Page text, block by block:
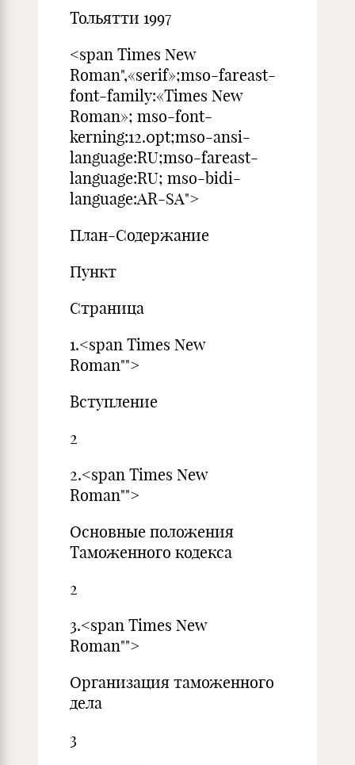
Тольятти 1997
<span Times New
Roman",«serif»;mso-fareast-
font-family:«Times New
Roman»; mso-font-
kerning:12.0pt;mso-ansi-
language:RU;mso-fareast-
language:RU; mso-bidi-
language:AR-SA">
План-Содержание
Пункт
Страница
1.<span Times New
Roman"">
Вступление
2
2.<span Times New
Roman"">
Основные положения
Таможенного кодекса
2
3.<span Times New
Roman"">
Организация таможенного
дела
3